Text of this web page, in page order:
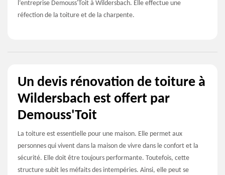
l’entreprise Demouss'Toit à Wildersbach. Elle effectue une
réfection de la toiture et de la charpente.
Un devis rénovation de toiture à
Wildersbach est offert par
Demouss'Toit
La toiture est essentielle pour une maison. Elle permet aux
personnes qui vivent dans la maison de vivre dans le confort et la
sécurité. Elle doit être toujours performante. Toutefois, cette
structure subit les méfaits des intempéries. Ainsi, elle peut se